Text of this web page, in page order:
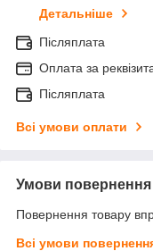
Детальніше
Післяплата
Оплата за
Післяплата
Всі умови оплати
Умови повернення
Повернення товару
Всі умови